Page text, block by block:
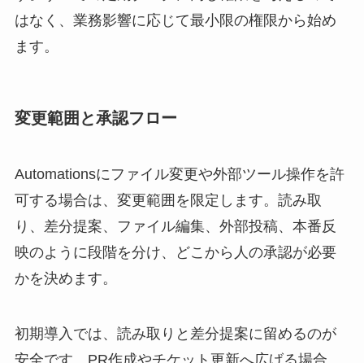
はなく、業務影響に応じて最小限の権限から始め
ます。
変更範囲と承認フロー
Automationsにファイル変更や外部ツール操作を許
可する場合は、変更範囲を限定します。読み取
り、差分提案、ファイル編集、外部投稿、本番反
映のように段階を分け、どこから人の承認が必要
かを決めます。
初期導入では、読み取りと差分提案に留めるのが
安全です。PR作成やチケット更新へ広げる場合